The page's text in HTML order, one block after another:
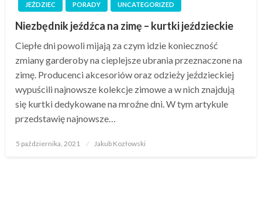
JEŹDZIEC PORADY UNCATEGORIZED
Niezbędnik jeźdźca na zimę – kurtki jeździeckie
Ciepłe dni powoli mijają za czym idzie konieczność
zmiany garderoby na cieplejsze ubrania przeznaczone na
zimę. Producenci akcesoriów oraz odzieży jeździeckiej
wypuścili najnowsze kolekcje zimowe a w nich znajdują
się kurtki dedykowane na mroźne dni. W tym artykule
przedstawię najnowsze…
Opublikowane
5 października, 2021 Jakub Kozłowski